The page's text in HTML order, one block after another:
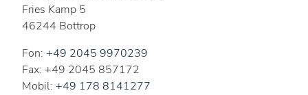
Fries Kamp 5
46244 Bottrop
Fon: +49 2045 9970239
Fax: +49 2045 857172
Mobil: +49 178 8141277